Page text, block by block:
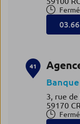
41
3, rue de
59170